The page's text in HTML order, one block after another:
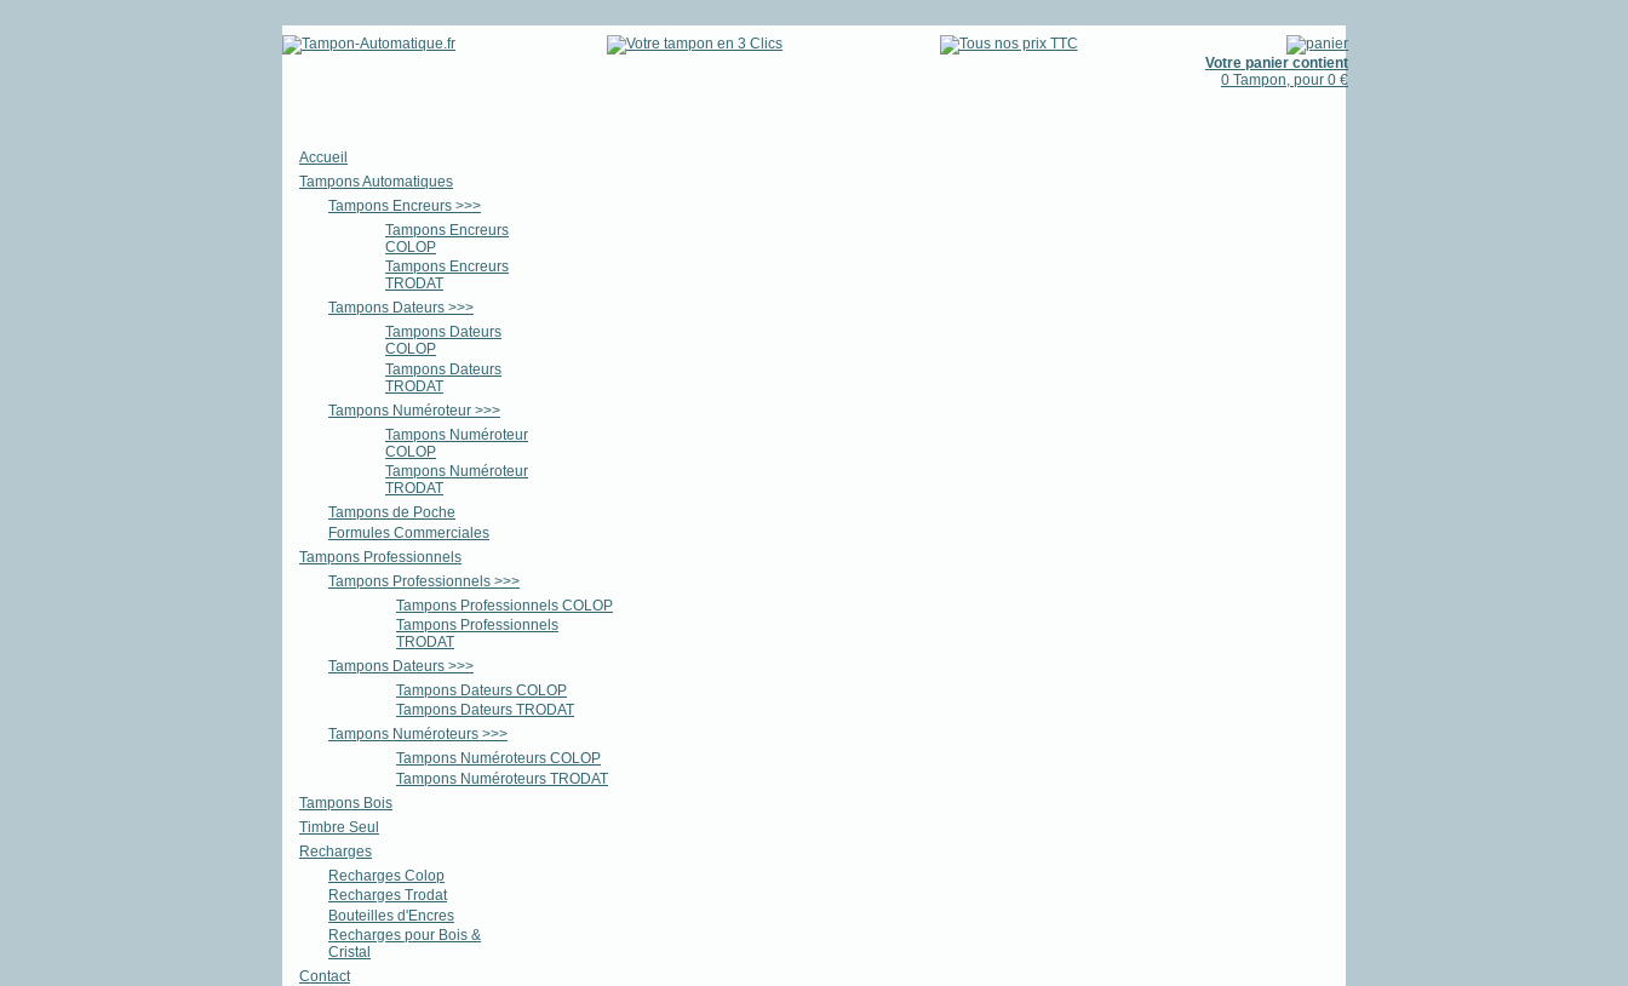
Votre panier contient
0 Tampon, pour 0 €
Accueil
Tampons Automatiques
Tampons Encreurs >>>
Tampons Encreurs
COLOP
Tampons Encreurs
TRODAT
Tampons Dateurs >>>
Tampons Dateurs
COLOP
Tampons Dateurs
TRODAT
Tampons Numéroteur >>>
Tampons Numéroteur
COLOP
Tampons Numéroteur
TRODAT
Tampons de Poche
Formules Commerciales
Tampons Professionnels
Tampons Professionnels >>>
Tampons Professionnels COLOP
Tampons Professionnels
TRODAT
Tampons Dateurs >>>
Tampons Dateurs COLOP
Tampons Dateurs TRODAT
Tampons Numéroteurs >>>
Tampons Numéroteurs COLOP
Tampons Numéroteurs TRODAT
Tampons Bois
Timbre Seul
Recharges
Recharges Colop
Recharges Trodat
Bouteilles d'Encres
Recharges pour Bois &
Cristal
Contact